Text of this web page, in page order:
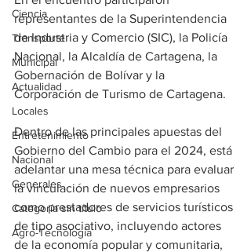
Ciencia
Transporte
Municipal
Actualidad
Locales
Entretenimiento
Nacional
Generales
Categoría sin título
Agro-Tecnología
representantes de la Superintendencia
de Industria y Comercio (SIC), la Policía
Nacional, la Alcaldía de Cartagena, la
Gobernación de Bolívar y la
Corporación de Turismo de Cartagena.
Dentro de las principales apuestas del
Gobierno del Cambio para el 2024, está
adelantar una mesa técnica para evaluar
la vinculación de nuevos empresarios
como prestadores de servicios turísticos
de tipo asociativo, incluyendo actores
de la economía popular y comunitaria,